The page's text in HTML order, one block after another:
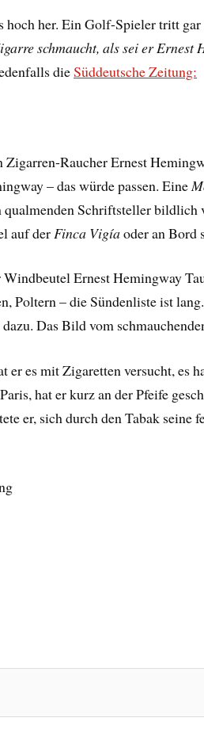
hoch her. Ein Golf-Spieler tritt
schmaucht, als sei er Ernest
dieSüddeutsche Zeitung:
Zigarren-Raucher Ernest
– das würde passen. Eine
qualmenden Schriftsteller bildlich
auf der Finca Vigíaoder an Bord
Ernest Hemingway
Poltern – die Sündenliste ist
Das Bild vom
er es mit Zigaretten versucht, es
hat er kurz an der Pfeife
er, sich durch den Tabak seine